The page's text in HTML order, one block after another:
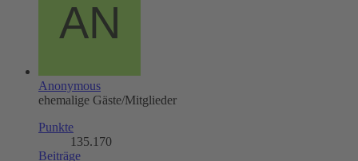
Anonymous
ehemalige Gäste/Mitglieder
Punkte
135.170
Beiträge